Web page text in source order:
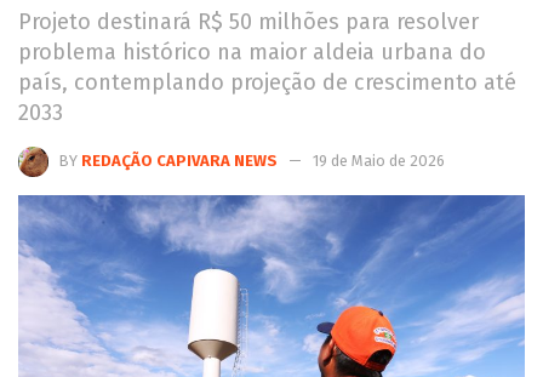
Projeto destinará R$ 50 milhões para resolver
problema histórico na maior aldeia urbana do
país, contemplando projeção de crescimento até
2033
BY REDAÇÃO CAPIVARA NEWS 19 de Maio de 2026